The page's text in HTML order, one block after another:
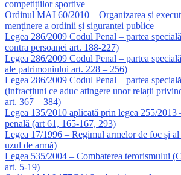
competițiilor sportive
Ordinul MAI 60/2010 – Organizarea și
menținere a ordinii și siguranței publice
Legea 286/2009 Codul Penal – partea
contra persoanei art. 188-227)
Legea 286/2009 Codul Penal – partea
ale patrimoniului art. 228 – 256)
Legea 286/2009 Codul Penal – partea
(infracțiuni ce aduc atingere unor relații
art. 367 – 384)
Legea 135/2010 aplicată prin legea 255/2013
penală (art 61, 165-167, 293)
Legea 17/1996 – Regimul armelor de foc și
uzul de armă)
Legea 535/2004 – Combaterea terorismului
art. 5-19)